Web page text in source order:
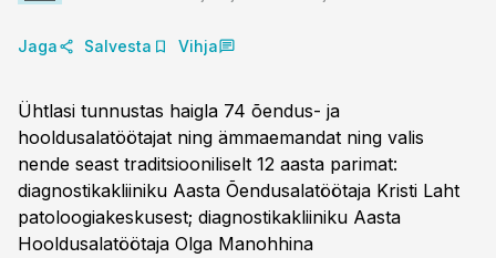
Jaga Salvesta Vihja
Ühtlasi tunnustas haigla 74 õendus- ja
hooldusalatöötajat ning ämmaemandat ning valis
nende seast traditsiooniliselt 12 aasta parimat:
diagnostikakliiniku Aasta Õendusalatöötaja Kristi Laht
patoloogiakeskusest; diagnostikakliiniku Aasta
Hooldusalatöötaja Olga Manohhina